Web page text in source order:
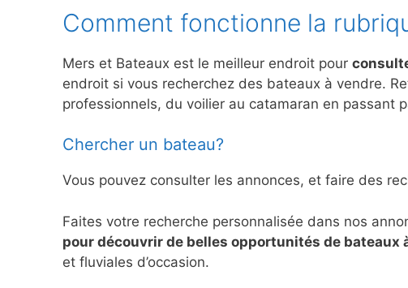
Comment fonctionne la
Mers et Bateaux est le meilleur endroit pour
endroit si vous recherchez des bateaux à vendre.
professionnels, du voilier au catamaran en passant
Chercher un bateau?
Vous pouvez consulter les annonces, et faire des
Faites votre recherche personnalisée dans nos
pour découvrir de belles opportunités de bateaux
et fluviales d’occasion.